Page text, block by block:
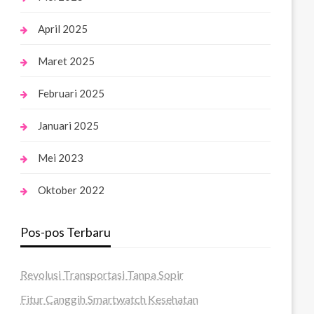
April 2025
Maret 2025
Februari 2025
Januari 2025
Mei 2023
Oktober 2022
Pos-pos Terbaru
Revolusi Transportasi Tanpa Sopir
Fitur Canggih Smartwatch Kesehatan